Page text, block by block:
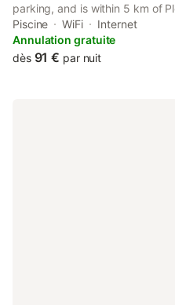
parking, and is within 5 km of
km of Quiberon Train Station.
views, and is 22 km from La
Piscine WiFi
Internet
Annulation gratuite
dès 91 € par nuit